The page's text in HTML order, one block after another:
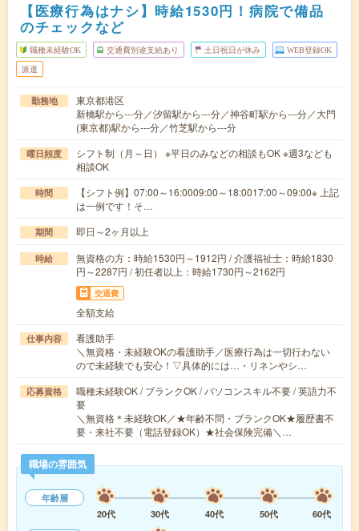
【医療行為はナシ】時給1530円！病院で備品
のチェックなど
職種未経験OK 交通費別途支給あり 土日祝日が休み WEB登録OK
派遣
勤務地
東京都港区
新橋駅から---分／汐留駅から---分／神谷町駅から---分／大門
(東京都)駅から---分／竹芝駅から---分
曜日頻度
シフト制（月～日） ※平日のみなどの相談もOK ※週3なども
相談OK
時間
【シフト例】07:00～16:0009:00～18:0017:00～09:00※ 上記
は一例です！そ…
期間 即日～2ヶ月以上
時給
無資格の方：時給1530円～1912円 / 介護福祉士：時給1830
円～2287円 / 初任者以上：時給1730円～2162円
交通費
全額支給
仕事内容
看護助手
＼無資格・未経験OKの看護助手／医療行為は一切行わない
ので未経験でも安心！▽具体的には…・リネンやシ…
応募資格
職種未経験OK / ブランクOK / パソコンスキル不要 / 英語力不
要
＼無資格＊未経験OK／★年齢不問・ブランクOK★履歴書不
要・来社不要（電話登録OK）★社会保険完備＼…
職場の雰囲気
年齢層
20代
30代 40代 50代
60代